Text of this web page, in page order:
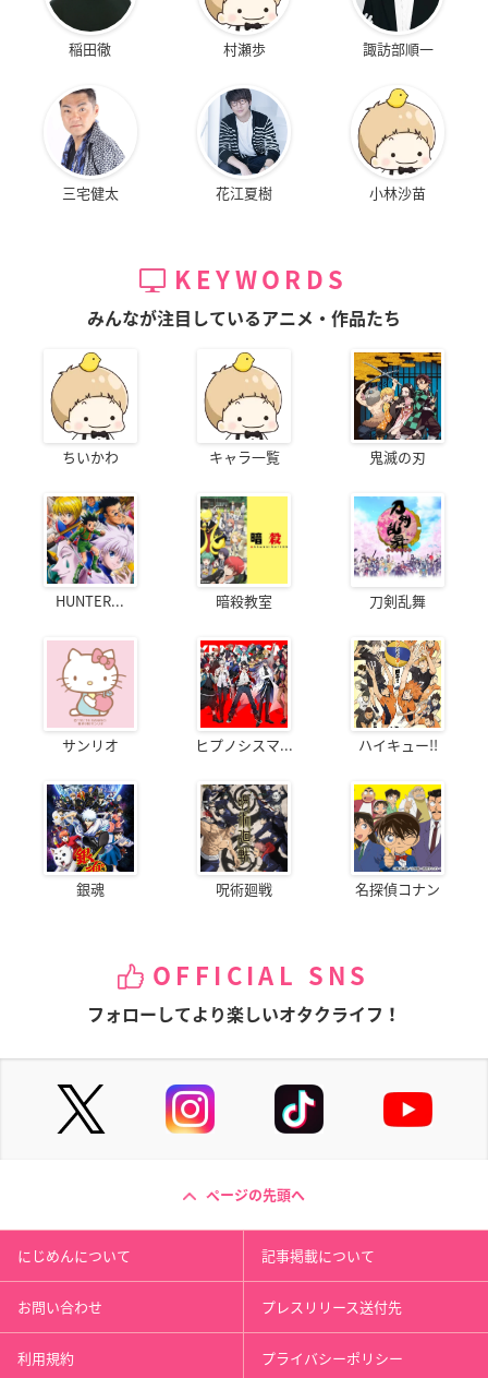
稲田徹 村瀬歩 諏訪部順一
三宅健太 花江夏樹 小林沙苗
KEYWORDS
みんなが注目しているアニメ・作品たち
ちいかわ キャラ一覧 鬼滅の刃
HUNTER... 暗殺教室 刀剣乱舞
サンリオ ヒプノシスマ... ハイキュー!!
銀魂 呪術廻戦 名探偵コナン
OFFICIAL SNS
フォローしてより楽しいオタクライフ！
ページの先頭へ
にじめんについて 記事掲載について
お問い合わせ プレスリリース送付先
利用規約 プライバシーポリシー